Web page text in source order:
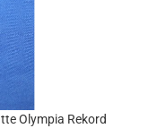
Olympia Rekord